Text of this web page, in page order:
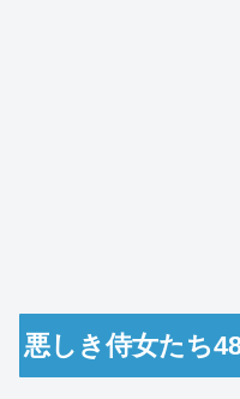
悪しき侍女たち